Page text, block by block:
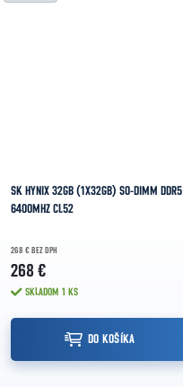
SK HYNIX 32GB (1X32GB) SO-DIMM DDR5
6400MHZ CL52
268 € BEZ DPH
268 €
SKLADOM 1 KS
DO KOŠÍKA